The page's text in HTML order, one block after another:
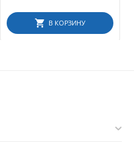
В КОРЗИНУ